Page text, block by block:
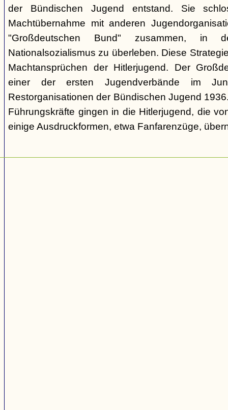
der Bündischen Jugend entstand. Sie
Machtübernahme mit anderen
"Großdeutschen Bund" zusammen,
Nationalsozialismus zu überleben. Diese
Machtansprüchen der Hitlerjugend. Der
einer der ersten Jugendverbände im
Restorganisationen der Bündischen Jugend
Führungskräfte gingen in die Hitlerjugend, die
einige Ausdruckformen, etwa Fanfarenzüge,